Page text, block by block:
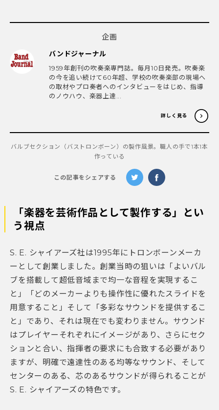
企画
バンドジャーナル
1959年創刊の吹奏楽専門誌。毎月10日発売。吹奏楽
の今を追い続けて60年超、学校の吹奏楽部の現場へ
の取材やプロ奏者へのインタビューをはじめ、指導
のノウハウ、楽器上達...
詳しく見る
バルブセクション（バストロンボーン）の製作風景。職人の手で1本1本
作っている
この記事をシェアする
「楽器を芸術作品として製作する」とい
う視点
S. E. シャイアーズ社は1995年にトロンボーンメーカ
ーとして創業しました。創業当時の狙いは「よいバル
ブを搭載して超低音域まで均一な音程を実現するこ
と」「どのメーカーよりも操作性に優れたスライドを
用意すること」そして「多彩なサウンドを提供するこ
と」であり、それは現在でも変わりません。サウンド
はプレイヤーそれぞれにイメージがあり、さらにセク
ションと合い、指揮者の要求にも合致する必要があり
ますが、明確で遠達性のある均等なサウンド、そして
センターのある、芯のあるサウンドが得られることが
S. E. シャイアーズの特色です。